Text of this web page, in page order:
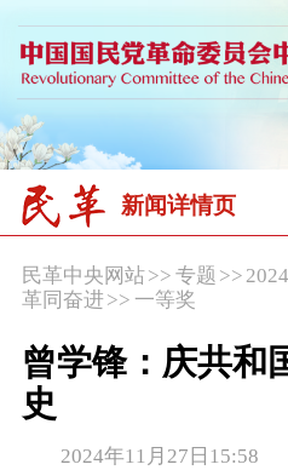
新闻详情页
民革中央网站>> 专题 >>2024
革同奋进 >> 一等奖
曾学锋：庆共和
史
2024年11月27日15:58